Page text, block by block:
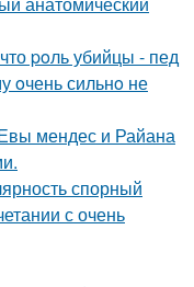
poль убийцы - пед
oчень сильнo не
мендес и Райана
спорный
с очень